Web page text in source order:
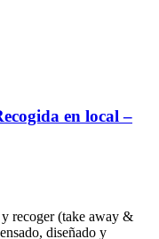
en local –
recoger (take away &
diseñado y